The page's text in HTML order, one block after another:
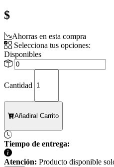
$
Ahorras en esta compra
Selecciona tus opciones:
Disponibles
Cantidad
Añadiral Carrito
Tiempo de entrega:
Atención: Producto disponible